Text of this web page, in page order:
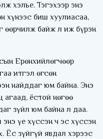
хэлье. Тэгэхээр энэ
хүнээс биш хуулиасаа,
өөрчилж байж л иж бүрэн
Ерөнхийлөгчөөр
итгэл өгсөн
найддаг юм байна. Энэ
агаад, ёстой нөгөө
зүйл юм байна л даа.
үе хүссэн ч эс хүссэн
Ёс зүйгүй явдал хэрээс